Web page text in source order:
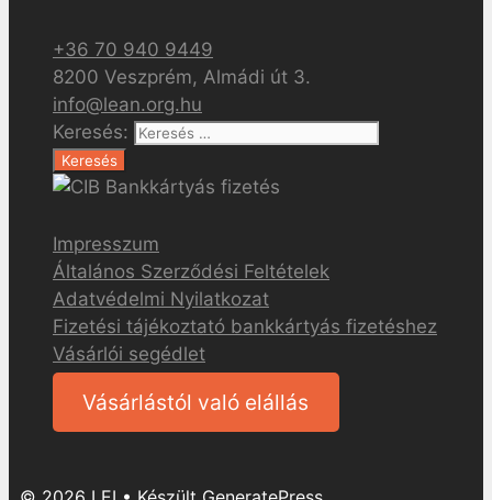
+36 70 940 9449
8200 Veszprém, Almádi út 3.
info@lean.org.hu
Keresés:
Impresszum
Általános Szerződési Feltételek
Adatvédelmi Nyilatkozat
Fizetési tájékoztató bankkártyás fizetéshez
Vásárlói segédlet
Vásárlástól való elállás